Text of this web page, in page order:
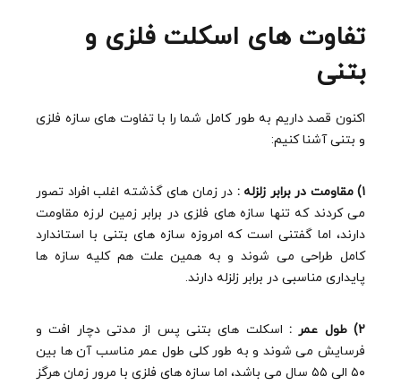
تفاوت های اسکلت فلزی و
بتنی
اکنون قصد داریم به طور کامل شما را با تفاوت های سازه فلزی
و بتنی آشنا کنیم:
۱) مقاومت در برابر زلزله :
در زمان های گذشته اغلب افراد تصور
می کردند که تنها سازه های فلزی در برابر زمین لرزه مقاومت
دارند، اما گفتنی است که امروزه سازه های بتنی با استاندارد
کامل طراحی می شوند و به همین علت هم کلیه سازه ها
پایداری مناسبی در برابر زلزله دارند.
۲) طول عمر :
اسکلت های بتنی پس از مدتی دچار افت و
فرسایش می شوند و به طور کلی طول عمر مناسب آن ها بین
۵۰ الی ۵۵ سال می باشد، اما سازه های فلزی با مرور زمان هرگز